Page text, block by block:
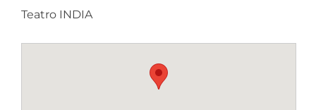
Teatro INDIA